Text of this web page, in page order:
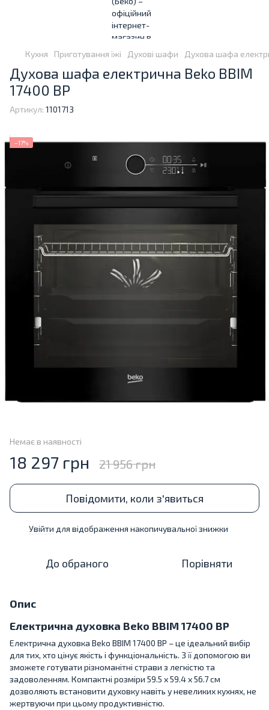
Кухня Приготування їжі Духові шафи Духова шафа
Духова шафа електрична Beko BBIM
17400 BP
Артикул: 1101713
−17%
Немає в наявності
18 297 грн 21 956 грн
Повідомити, коли з'явиться
Увійти для відображення накопичувальної знижки
До обраного Порівняти
Опис
Електрична духовка Beko BBIM 17400 BP
Електрична духовка Beko BBIM 17400 BP – це ідеальний вибір
для тих, хто цінує якість і функціональність. З її допомогою ви
зможете готувати різноманітні страви з легкістю та
задоволенням. Компактні розміри 59.5 x 59.4 x 56.7 см
дозволяють встановити духовку навіть у невеликих кухнях, не
жертвуючи при цьому продуктивністю.